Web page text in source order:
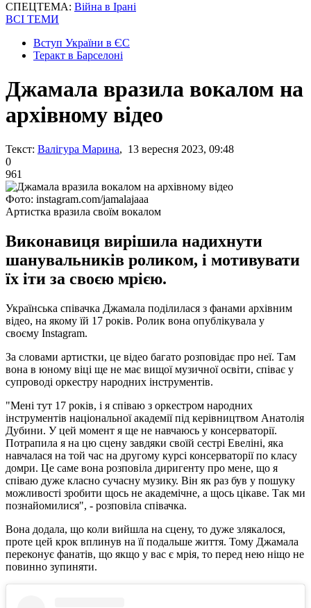
СПЕЦТЕМА: Війна в Ірані
ВСІ ТЕМИ
Вступ України в ЄС
Теракт в Барселоні
Джамала вразила вокалом на
архівному відео
Текст: Валігура Марина, 13 вересня 2023, 09:48
0
961
Фото: instagram.com/jamalajaaa
Артистка вразила своїм вокалом
Виконавиця вирішила надихнути
шанувальників роликом, і мотивувати
їх іти за своєю мрією.
Українська співачка Джамала поділилася з фанами архівним
відео, на якому їй 17 років. Ролик вона опублікувала у
своєму Instagram.
За словами артистки, це відео багато розповідає про неї. Там
вона в юному віці ще не має вищої музичної освіти, співає у
супроводі оркестру народних інструментів.
"Мені тут 17 років, і я співаю з оркестром народних
інструментів національної академії під керівництвом Анатолія
Дубини. У цей момент я ще не навчаюсь у консерваторії.
Потрапила я на цю сцену завдяки своїй сестрі Евеліні, яка
навчалася на той час на другому курсі консерваторії по класу
домри. Це саме вона розповіла диригенту про мене, що я
співаю дуже класно сучасну музику. Він як раз був у пошуку
можливості зробити щось не академічне, а щось цікаве. Так ми
познайомилися", - розповіла співачка.
Вона додала, що коли вийшла на сцену, то дуже злякалося,
проте цей крок вплинув на її подальше життя. Тому Джамала
переконує фанатів, що якщо у вас є мрія, то перед нею ніщо не
повинно зупиняти.